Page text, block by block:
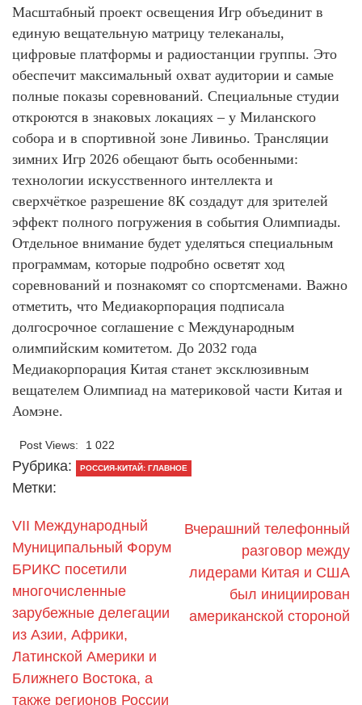
Масштабный проект освещения Игр объединит в
единую вещательную матрицу телеканалы,
цифровые платформы и радиостанции группы. Это
обеспечит максимальный охват аудитории и самые
полные показы соревнований. Специальные студии
откроются в знаковых локациях – у Миланского
собора и в спортивной зоне Ливиньо. Трансляции
зимних Игр 2026 обещают быть особенными:
технологии искусственного интеллекта и
сверхчёткое разрешение 8К создадут для зрителей
эффект полного погружения в события Олимпиады.
Отдельное внимание будет уделяться специальным
программам, которые подробно осветят ход
соревнований и познакомят со спортсменами. Важно
отметить, что Медиакорпорация подписала
долгосрочное соглашение с Международным
олимпийским комитетом. До 2032 года
Медиакорпорация Китая станет эксклюзивным
вещателем Олимпиад на материковой части Китая и
Аомэне.
Post Views: 1 022
Рубрика: РОССИЯ-КИТАЙ: ГЛАВНОЕ
Метки:
VII Международный
Муниципальный Форум
БРИКС посетили
многочисленные
зарубежные делегации
из Азии, Африки,
Латинской Америки и
Ближнего Востока, а
также регионов России
Вчерашний телефонный
разговор между
лидерами Китая и США
был инициирован
американской стороной